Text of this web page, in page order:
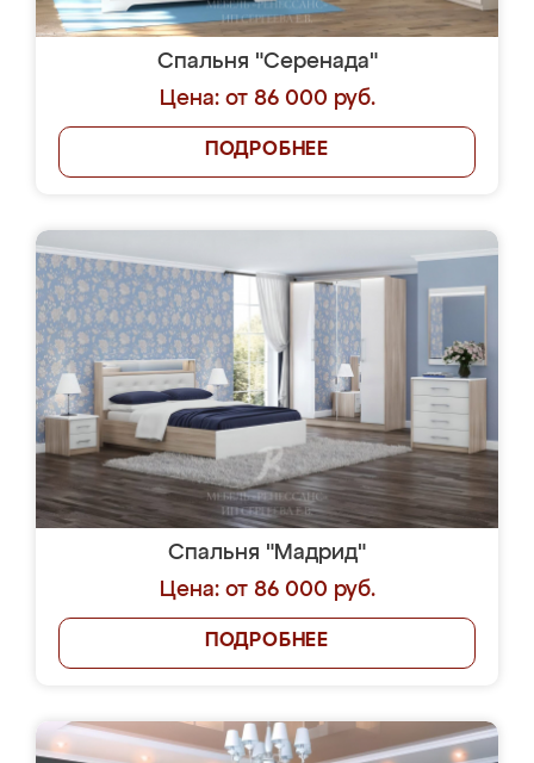
Спальня "Серенада"
Цена: от 86 000 руб.
ПОДРОБНЕЕ
Спальня "Мадрид"
Цена: от 86 000 руб.
ПОДРОБНЕЕ